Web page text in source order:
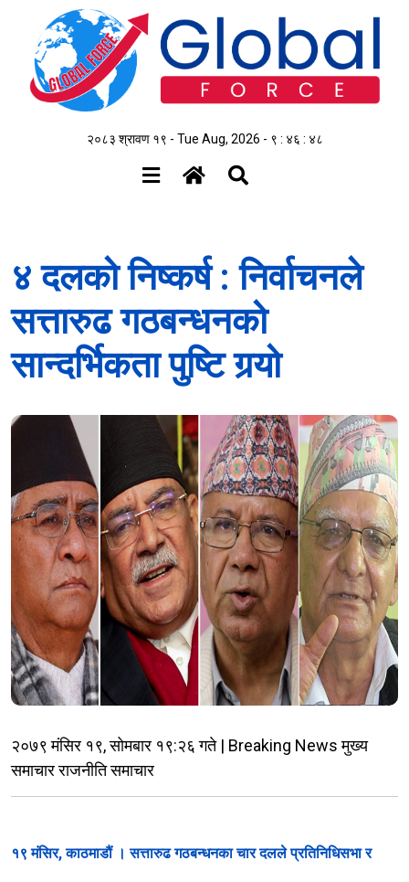
२०८३ श्रावण १९ - Tue Aug, 2026 - ९ : ४६ : ४८
४ दलको निष्कर्ष : निर्वाचनले
सत्तारुढ गठबन्धनको
सान्दर्भिकता पुष्टि गर्‍यो
२०७९ मंसिर १९, सोमबार १९:२६ गते | Breaking News मुख्य
समाचार राजनीति समाचार
१९ मंसिर, काठमाडौं । सत्तारुढ गठबन्धनका चार दलले प्रतिनिधिसभा र